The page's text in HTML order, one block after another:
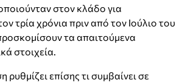
στον κλάδο για
τρία χρόνια πριν από τον Ιούλιο του
τα απαιτούμενα
στοιχεία.
επίσης τι συμβαίνει σε